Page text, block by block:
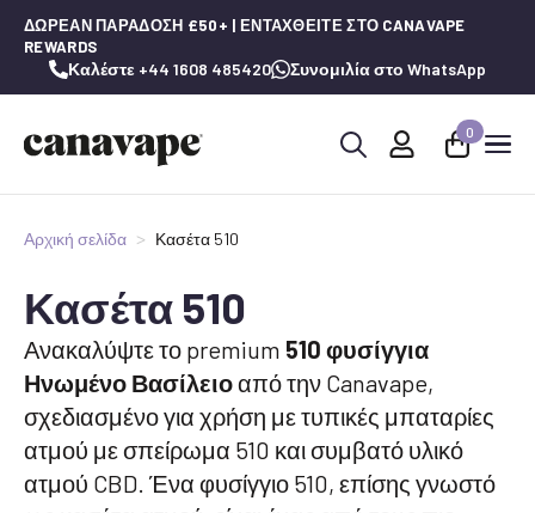
ΔΩΡΕΆΝ ΠΑΡΆΔΟΣΗ £50+ | ΕΝΤΑΧΘΕΊΤΕ ΣΤΟ CANAVAPE
REWARDS
Καλέστε +44 1608 485420 Συνομιλία στο WhatsApp
0
Αρχική σελίδα Κασέτα 510
Κασέτα 510
Ανακαλύψτε το premium 510 φυσίγγια
Ηνωμένο Βασίλειοαπό την Canavape,
σχεδιασμένο για χρήση με τυπικές μπαταρίες
ατμού με σπείρωμα 510 και συμβατό υλικό
ατμού CBD. Ένα φυσίγγιο 510, επίσης γνωστό